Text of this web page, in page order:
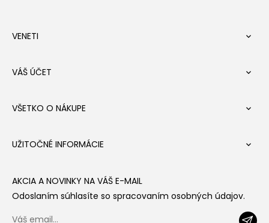
VENETI 
VÁŠ ÚČET 
VŠETKO O NÁKUPE 
UŽITOČNÉ INFORMÁCIE 
AKCIA A NOVINKY NA VÁŠ E-MAIL
Odoslaním súhlasíte so spracovaním osobných údajov.